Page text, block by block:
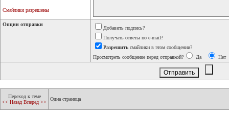
Смайлики разрешены
Опции отправки
Добавить подпись?
Получать ответы по e-mail?
Разрешить смайлики в этом сообщении?
Просмотреть сообщение перед отправкой?
Да Нет
Переход к теме
<< Назад Вперед >>
Одна страница